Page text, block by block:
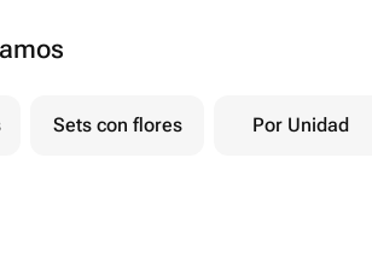
Sets con flores Por Unidad